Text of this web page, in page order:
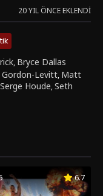
20 YIL ÖNCE EKLENDI
, Bryce Dallas
Gordon-Levitt, Matt
Serge Houde,Seth
6.7